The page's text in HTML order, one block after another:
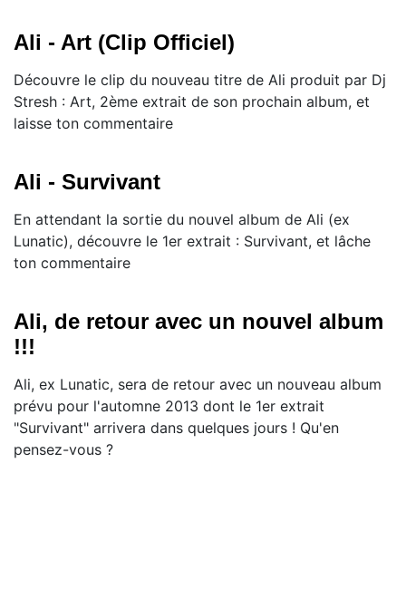
Ali - Art (Clip Officiel)
Découvre le clip du nouveau titre de Ali produit par Dj
Stresh : Art, 2ème extrait de son prochain album, et
laisse ton commentaire
Ali - Survivant
En attendant la sortie du nouvel album de Ali (ex
Lunatic), découvre le 1er extrait : Survivant, et lâche
ton commentaire
Ali, de retour avec un nouvel album
!!!
Ali, ex Lunatic, sera de retour avec un nouveau album
prévu pour l'automne 2013 dont le 1er extrait
"Survivant" arrivera dans quelques jours ! Qu'en
pensez-vous ?